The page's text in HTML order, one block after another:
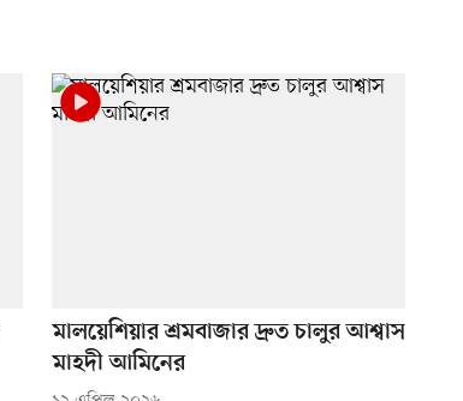
মালয়েশিয়ার শ্রমবাজার দ্রুত চালুর আশ্বাস
মাহদী আমিনের